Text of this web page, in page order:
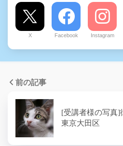
X Facebook Instagram
前の記事
[受講者様の写真]
東京大田区